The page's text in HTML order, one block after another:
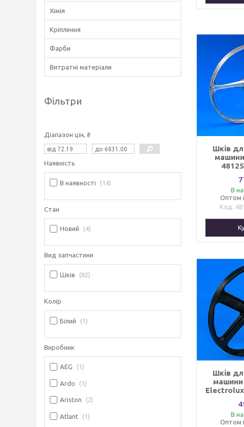
Шків
В
Оптом
Шків
машини
В
Оптом
Хімія
Кріплення
Фарби
Витратні матеріали
Фільтри
Діапазон цін, ₴
Наявність
В наявності 14
Стан
Новий 4
Вид запчастини
Шків 82
Колір
Білий 1
Виробник
AEG 1
Ardo 1
Ariston 2
Atlant 1